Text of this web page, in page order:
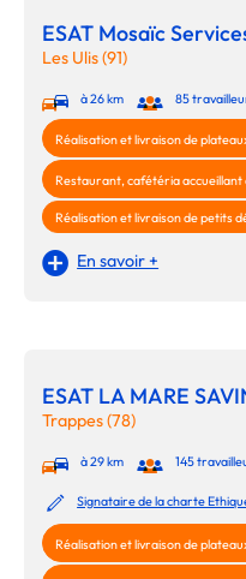
ESAT Mosaïc
Les Ulis (91)
à 26 km 85
Réalisation et livraison de
Restaurant, cafétéria accueillant
Réalisation et livraison de petits
En savoir +
ESAT LA MARE
Trappes (78)
à 29 km 145
Signataire de la charte
Réalisation et livraison de